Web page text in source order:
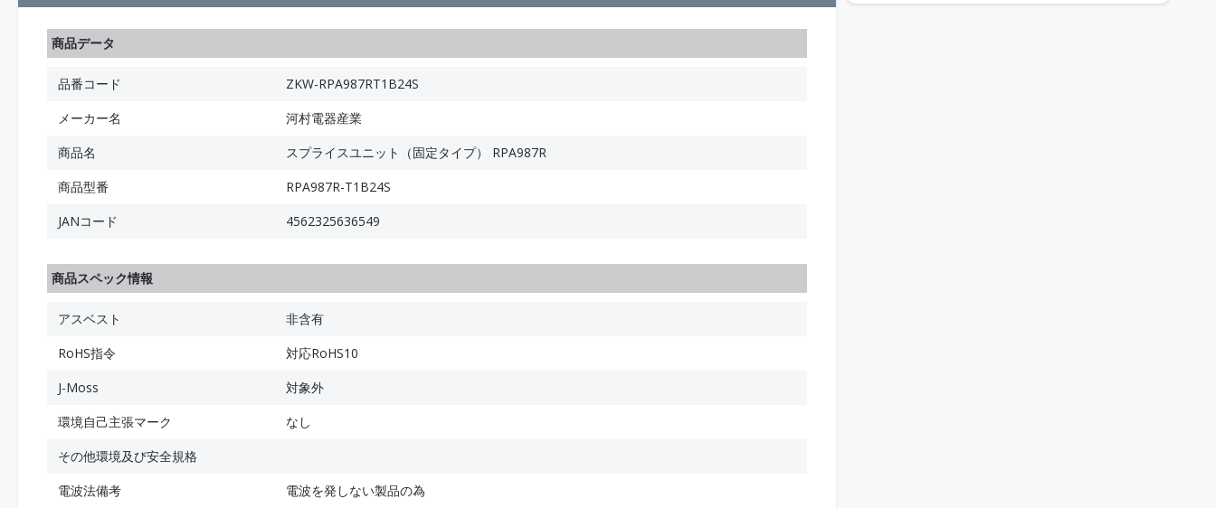
商品データ
品番コード
ZKW-RPA987RT1B24S
メーカー名
河村電器産業
商品名
スプライスユニット（固定タイプ） RPA987R
商品型番
RPA987R-T1B24S
JANコード
4562325636549
商品スペック情報
アスベスト
非含有
RoHS指令
対応RoHS10
J-Moss
対象外
環境自己主張マーク
なし
その他環境及び安全規格
電波法備考
電波を発しない製品の為